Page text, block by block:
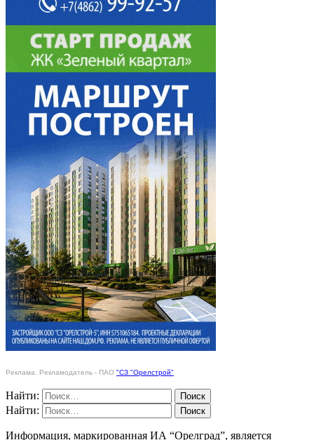
Реклама. Рекламодатель - ПАО "СЗ "Орелстрой"
Найти:
Найти:
Информация, маркированная ИА “Орелград”, является